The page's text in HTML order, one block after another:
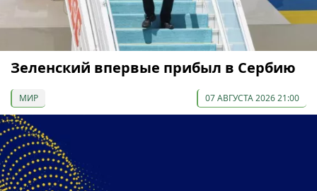
Зеленский впервые прибыл в Сербию
МИР 07 АВГУСТА 2026 21:00